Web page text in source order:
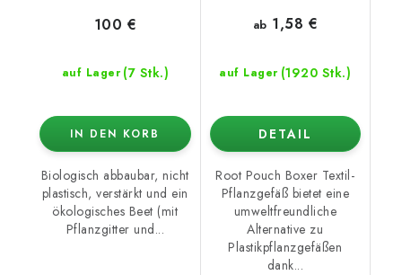
auf Lager (7 Stk.)
100 €
IN DEN KORB
Biologisch abbaubar, nicht
plastisch, verstärkt und ein
ökologisches Beet (mit
Pflanzgitter und...
auf Lager (1920 Stk.)
ab 1,58 €
DETAIL
Root Pouch Boxer Textil-
Pflanzgefäß bietet eine
umweltfreundliche
Alternative zu
Plastikpflanzgefäßen
dank...